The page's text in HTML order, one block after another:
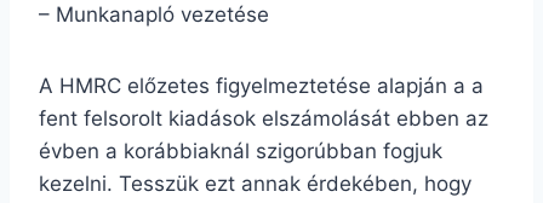
– Munkanapló vezetése
A HMRC előzetes figyelmeztetése alapján a a
fent felsorolt kiadások elszámolását ebben az
évben a korábbiaknál szigorúbban fogjuk
kezelni. Tesszük ezt annak érdekében, hogy